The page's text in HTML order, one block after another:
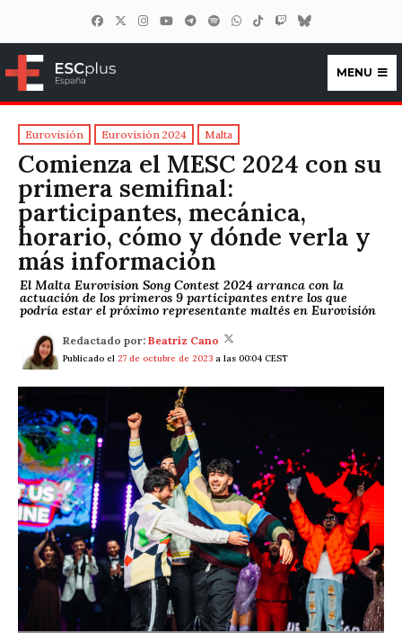
ESCplus España
MENU
Eurovisión Eurovisión 2024 Malta
Comienza el MESC 2024 con su
primera semifinal:
participantes, mecánica,
horario, cómo y dónde verla y
más información
El Malta Eurovision Song Contest 2024 arranca con la
actuación de los primeros 9 participantes entre los que
podría estar el próximo representante maltés en Eurovisión
Redactado por: Beatriz Cano
Publicado el 27 de octubre de 2023 a las 00:04 CEST